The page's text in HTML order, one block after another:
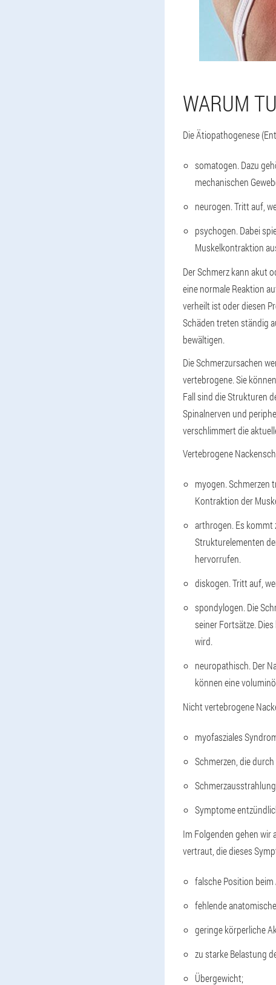
WARUM
Die Ätiopathogenese
somatogen. Dazu
mechanischen
neurogen. Tritt auf,
psychogen. Dabei
Muskelkontraktion
Der Schmerz kann akut
eine normale Reaktion
verheilt ist oder diesen
Schäden treten ständig
bewältigen.
Die Schmerzursachen
vertebrogene. Sie
Fall sind die Strukturen
Spinalnerven und
verschlimmert die
Vertebrogene
myogen. Schmerzen
Kontraktion der
arthrogen. Es kommt
Strukturelementen
hervorrufen.
diskogen. Tritt auf,
spondylogen. Die
seiner Fortsätze.
wird.
neuropathisch. Der
können eine
Nicht vertebrogene
myofasziales
Schmerzen, die
Symptome
Im Folgenden gehen wir
vertraut, die dieses
falsche Position
fehlende
geringe körperliche
zu starke Belastung
Übergewicht;